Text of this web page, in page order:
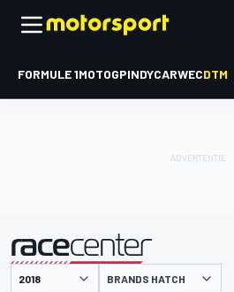
FORMULE 1MOTOGPINDYCARWECDTM
gepresenteerd door BRANDS HATCH